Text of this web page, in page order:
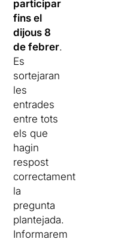
participar
fins el
dijous 8
de febrer.
Es
sortejaran
les
entrades
entre tots
els que
hagin
respost
correctament
la
pregunta
plantejada.
Informarem